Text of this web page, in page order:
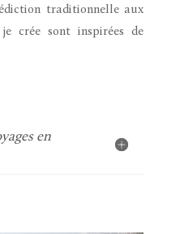
traditionnelle aux
crée sont inspirées de
en